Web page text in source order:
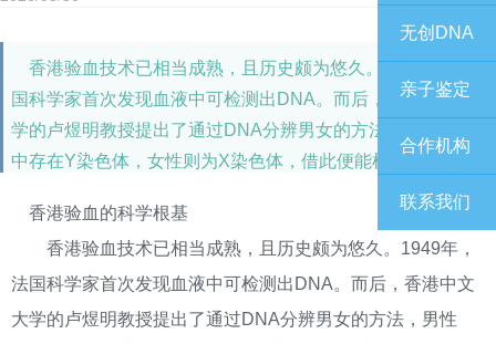
无创DNA
亲子鉴定
合作机构
联系我们
香港验血技术已相当成熟，且历史颇为悠久。1949年，法
国科学家首次发现血液中可检测出DNA。而后，香港中文大
学的卢煜明教授提出了通过DNA分辨男女的方法，男性DNA
中存在Y染色体，女性则为X染色体，借此便能检测出胎儿性
香港验血的科学根基
香港验血技术已相当成熟，且历史颇为悠久。1949年，
法国科学家首次发现血液中可检测出DNA。而后，香港中文
大学的卢煜明教授提出了通过DNA分辨男女的方法，男性